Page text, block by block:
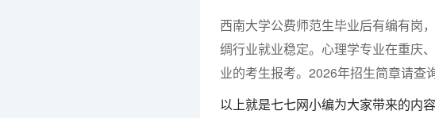
西南大学公费师范生毕业后有编有岗
绸行业就业稳定。心理学专业在重庆
业的考生报考。2026年招生简章请查
以上就是七七网小编为大家带来的内